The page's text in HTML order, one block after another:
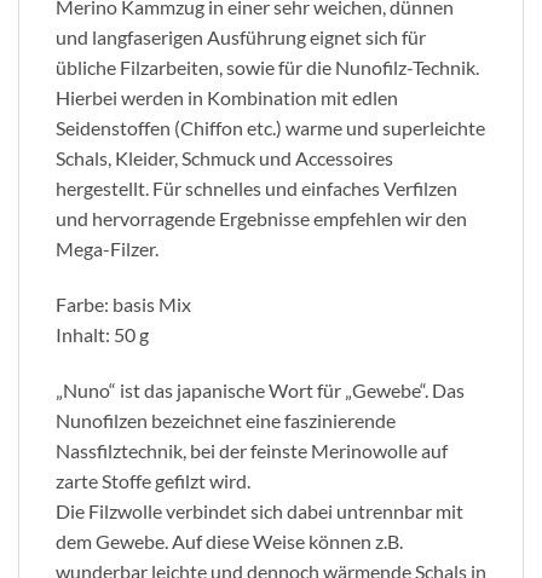
Merino Kammzug in einer sehr weichen, dünnen
und langfaserigen Ausführung eignet sich für
übliche Filzarbeiten, sowie für die Nunofilz-Technik.
Hierbei werden in Kombination mit edlen
Seidenstoffen (Chiffon etc.) warme und superleichte
Schals, Kleider, Schmuck und Accessoires
hergestellt. Für schnelles und einfaches Verfilzen
und hervorragende Ergebnisse empfehlen wir den
Mega-Filzer.
Farbe: basis Mix
Inhalt: 50 g
„Nuno“ ist das japanische Wort für „Gewebe“. Das
Nunofilzen bezeichnet eine faszinierende
Nassfilztechnik, bei der feinste Merinowolle auf
zarte Stoffe gefilzt wird.
Die Filzwolle verbindet sich dabei untrennbar mit
dem Gewebe. Auf diese Weise können z.B.
wunderbar leichte und dennoch wärmende Schals in